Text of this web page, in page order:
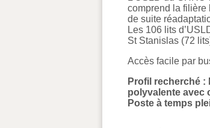
comprend la filière
de suite
Les 106 lits
St Stanislas (72
Accès facile par
Profil recherché :
polyvalente avec
Poste à temps